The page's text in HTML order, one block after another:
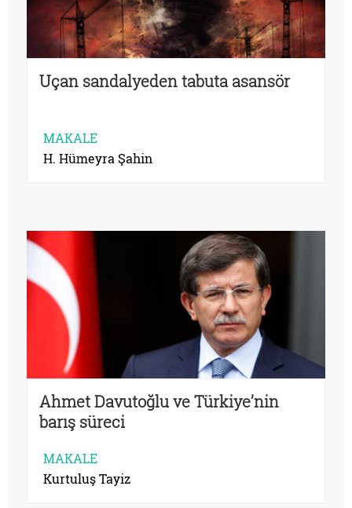
Uçan sandalyeden tabuta asansör
MAKALE
H. Hümeyra Şahin
Ahmet Davutoğlu ve Türkiye’nin
barış süreci
MAKALE
Kurtuluş Tayiz